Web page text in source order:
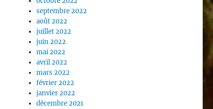
septembre 2022
août 2022
juillet 2022
juin 2022
mai 2022
avril 2022
mars 2022
février 2022
janvier 2022
décembre 2021